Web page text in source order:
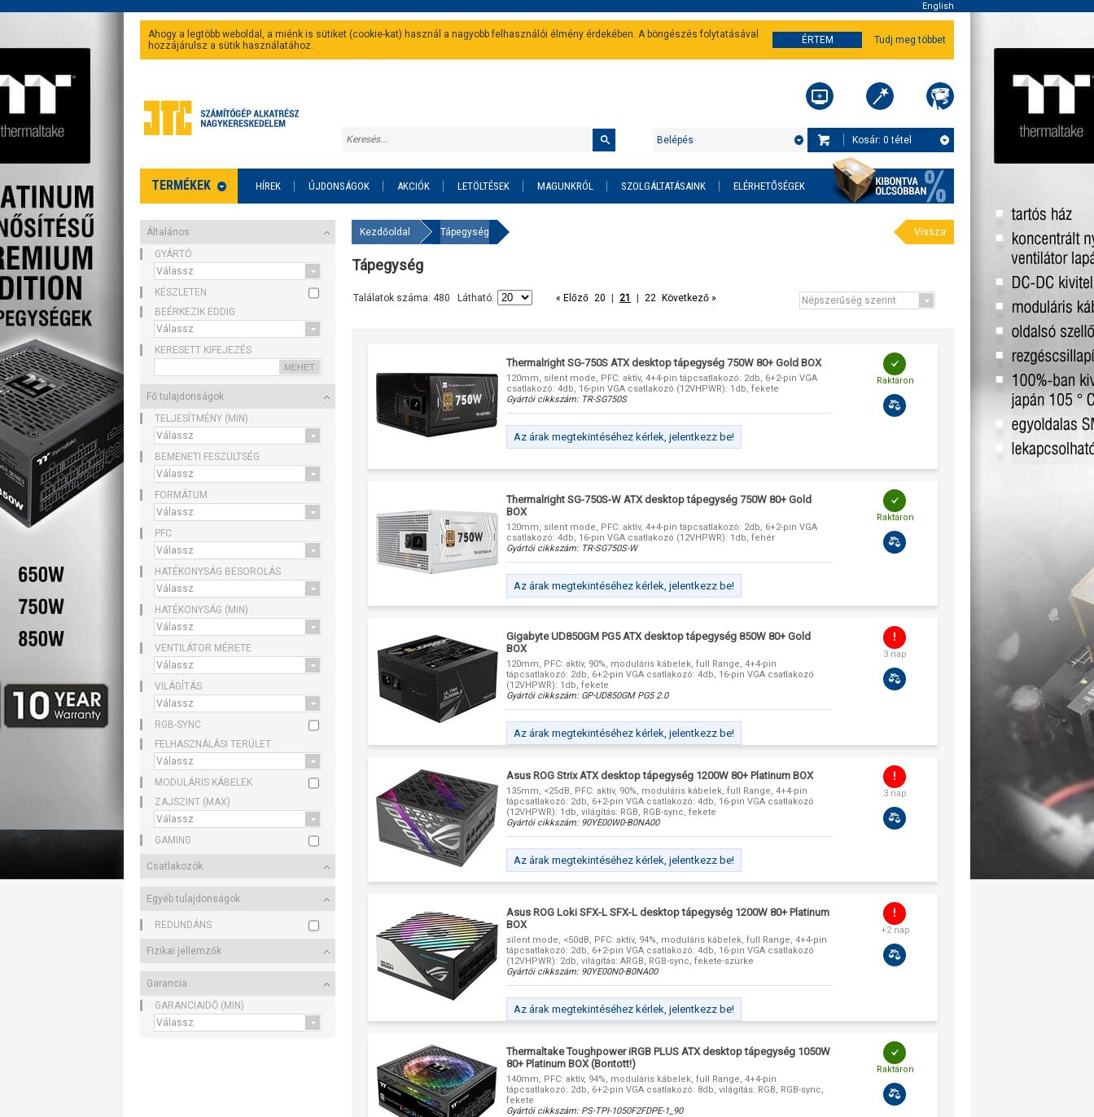
English
Ahogy a legtöbb weboldal, a miénk is sütiket (cookie-kat) használ a nagyobb felhasználói élmény érdekében. A böngészés folytatásával
hozzájárulsz a sütik használatához.
ÉRTEM Tudj meg többet
Kosár: 0 tétel
Belépés
TERMÉKEK HÍREK ÚJDONSÁGOK AKCIÓK LETÖLTÉSEK MAGUNKRÓL SZOLGÁLTATÁSAINK ELÉRHETŐSÉGEK
Általános
GYÁRTÓ
KÉSZLETEN
BEÉRKEZIK EDDIG
KERESETT KIFEJEZÉS
Fő tulajdonságok
TELJESÍTMÉNY (MIN)
BEMENETI FESZÜLTSÉG
FORMÁTUM
PFC
HATÉKONYSÁG BESOROLÁS
HATÉKONYSÁG (MIN)
VENTILÁTOR MÉRETE
VILÁGÍTÁS
RGB-SYNC
FELHASZNÁLÁSI TERÜLET
MODULÁRIS KÁBELEK
ZAJSZINT (MAX)
GAMING
Csatlakozók
Egyéb tulajdonságok
REDUNDÁNS
Fizikai jellemzők
Garancia
GARANCIAIDŐ (MIN)
Kezdőoldal Tápegység Vissza
Tápegység
Találatok száma: 480 Látható: « Előző 20 21 22 Következő »
Thermalright SG-750S ATX desktop tápegység 750W 80+ Gold BOX
120mm, silent mode, PFC: aktív, 4+4-pin tápcsatlakozó: 2db, 6+2-pin VGA
csatlakozó: 4db, 16-pin VGA csatlakozó (12VHPWR): 1db, fekete
Gyártói cikkszám: TR-SG750S
Az árak megtekintéséhez kérlek, jelentkezz be!
Raktáron
Thermalright SG-750S-W ATX desktop tápegység 750W 80+ Gold
BOX
120mm, silent mode, PFC: aktív, 4+4-pin tápcsatlakozó: 2db, 6+2-pin VGA
csatlakozó: 4db, 16-pin VGA csatlakozó (12VHPWR): 1db, fehér
Gyártói cikkszám: TR-SG750S-W
Az árak megtekintéséhez kérlek, jelentkezz be!
Raktáron
Gigabyte UD850GM PG5 ATX desktop tápegység 850W 80+ Gold
BOX
120mm, PFC: aktív, 90%, moduláris kábelek, full Range, 4+4-pin
tápcsatlakozó: 2db, 6+2-pin VGA csatlakozó: 4db, 16-pin VGA csatlakozó
(12VHPWR): 1db, fekete
Gyártói cikkszám: GP-UD850GM PG5 2.0
Az árak megtekintéséhez kérlek, jelentkezz be!
3 nap
Asus ROG Strix ATX desktop tápegység 1200W 80+ Platinum BOX
135mm, <25dB, PFC: aktív, 90%, moduláris kábelek, full Range, 4+4-pin
tápcsatlakozó: 2db, 6+2-pin VGA csatlakozó: 4db, 16-pin VGA csatlakozó
(12VHPWR): 1db, világítás: RGB, RGB-sync, fekete
Gyártói cikkszám: 90YE00W0-B0NA00
Az árak megtekintéséhez kérlek, jelentkezz be!
3 nap
Asus ROG Loki SFX-L SFX-L desktop tápegység 1200W 80+ Platinum
BOX
silent mode, <50dB, PFC: aktív, 94%, moduláris kábelek, full Range, 4+4-pin
tápcsatlakozó: 2db, 6+2-pin VGA csatlakozó: 4db, 16-pin VGA csatlakozó
(12VHPWR): 2db, világítás: ARGB, RGB-sync, fekete-szürke
Gyártói cikkszám: 90YE00N0-B0NA00
Az árak megtekintéséhez kérlek, jelentkezz be!
+2 nap
Thermaltake Toughpower iRGB PLUS ATX desktop tápegység 1050W
80+ Platinum BOX (Bontott!)
140mm, PFC: aktív, 94%, moduláris kábelek, full Range, 4+4-pin
tápcsatlakozó: 2db, 6+2-pin VGA csatlakozó: 8db, világítás: RGB, RGB-sync,
fekete
Gyártói cikkszám: PS-TPI-1050F2FDPE-1_90
Raktáron